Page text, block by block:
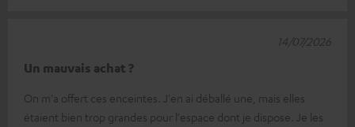
Un mauvais achat ?
On m'a offert ces enceintes. J'en ai déballé une, mais elles
étaient bien trop grandes pour l'espace dont je dispose. Je les
14/07/2026